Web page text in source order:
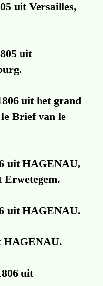
uit Versailles,
uit
uit het grand
Brief van le
uit HAGENAU,
Erwetegem.
uit HAGENAU.
HAGENAU.
uit